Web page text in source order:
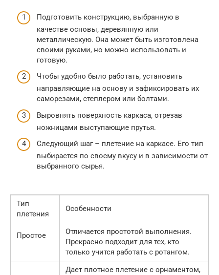
Подготовить конструкцию, выбранную в
качестве основы, деревянную или
металлическую. Она может быть изготовлена
своими руками, но можно использовать и
готовую.
Чтобы удобно было работать, установить
направляющие на основу и зафиксировать их
саморезами, степлером или болтами.
Выровнять поверхность каркаса, отрезав
ножницами выступающие прутья.
Следующий шаг – плетение на каркасе. Его тип
выбирается по своему вкусу и в зависимости от
выбранного сырья.
Тип
плетения
Особенности
Простое
Отличается простотой выполнения.
Прекрасно подходит для тех, кто
только учится работать с ротангом.
Дает плотное плетение с орнаментом,